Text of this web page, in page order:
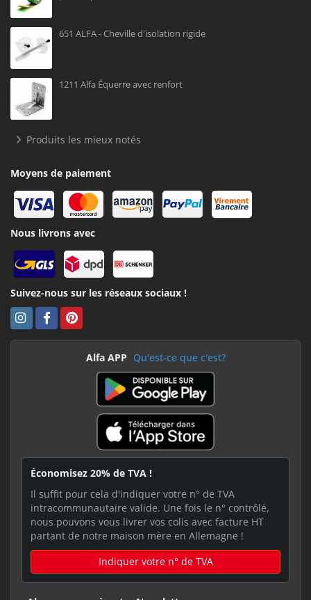
651 ALFA - Cheville d'isolation rigide
1211 Alfa Équerre avec renfort
Produits les mieux notés
Moyens de paiement
Nous livrons avec
Suivez-nous sur les réseaux sociaux !
Alfa APP Qu'est-ce que c'est?
Économisez 20% de TVA !
Il suffit pour cela d'indiquer votre n° de TVA
intracommunautaire valide. Une fois le n° contrôlé,
nous pouvons vous livrer vos colis avec facture HT
partant de notre maison mère en Allemagne !
Indiquer votre n° de TVA